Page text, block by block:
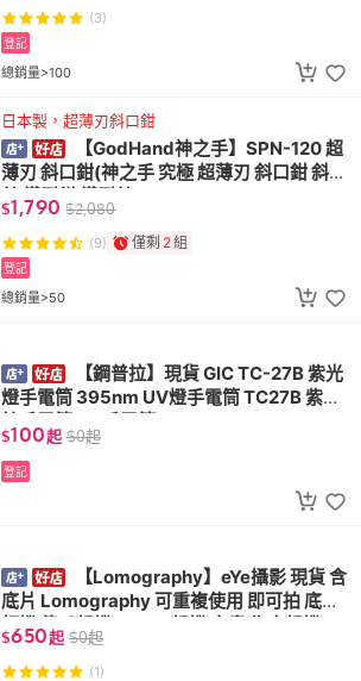
(3)
總銷量>100
登記
日本製，超薄刃斜口鉗
【GodHand神之手】SPN-120 超
薄刃 斜口鉗(神之手 究極 超薄刃 斜口鉗 斜口
剪 模型鉗 模型剪)
$1,790 $2,080
(9) 僅剩 2組
總銷量>50
登記
【鋼普拉】現貨 GIC TC-27B 紫光
燈手電筒 395nm UV燈手電筒 TC27B 紫外
$100起 $0起
登記
【Lomography】eYe攝影 現貨 含
底片 Lomography 可重複使用 即可拍 底片
相機 傻瓜相機 LOMO相機 文青 復古相機
$650起 $0起
(1)